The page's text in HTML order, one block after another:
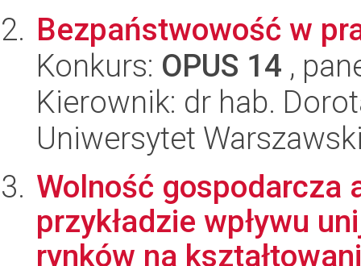
Bezpaństwowość w
Konkurs: OPUS 14 ,
Kierownik: dr hab.
Uniwersytet
Wolność gospodarcza
przykładzie wpływu
rynków na